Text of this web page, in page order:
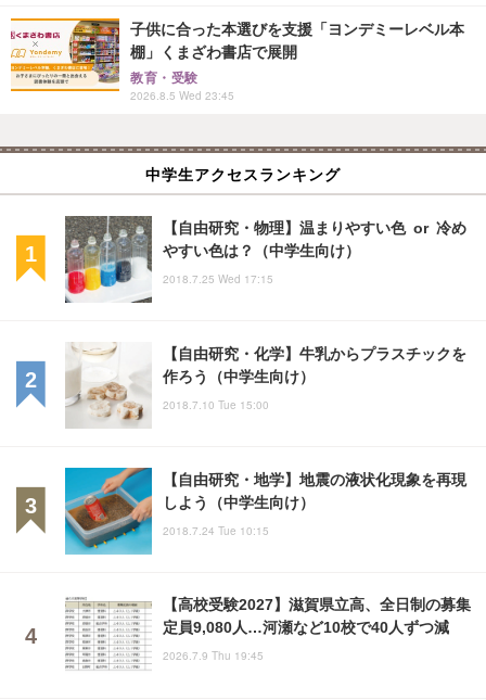
子供に合った本選びを支援「ヨンデミーレベル本
棚」くまざわ書店で展開
教育・受験
2026.8.5 Wed 23:45
中学生アクセスランキング
【自由研究・物理】温まりやすい色 or 冷め
やすい色は？（中学生向け）
2018.7.25 Wed 17:15
【自由研究・化学】牛乳からプラスチックを
作ろう（中学生向け）
2018.7.10 Tue 15:00
【自由研究・地学】地震の液状化現象を再現
しよう（中学生向け）
2018.7.24 Tue 10:15
【高校受験2027】滋賀県立高、全日制の募集
定員9,080人…河瀬など10校で40人ずつ減
2026.7.9 Thu 19:45